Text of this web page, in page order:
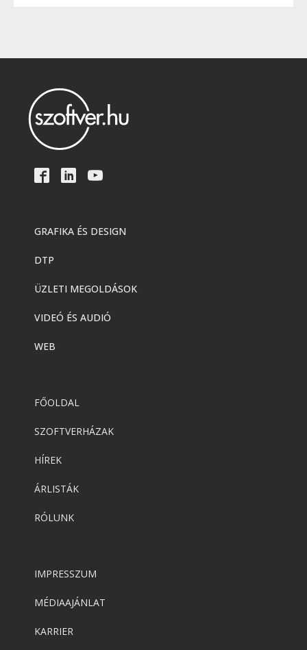
GRAFIKA ÉS DESIGN
DTP
ÜZLETI MEGOLDÁSOK
VIDEÓ ÉS AUDIÓ
WEB
FŐOLDAL
SZOFTVERHÁZAK
HÍREK
ÁRLISTÁK
RÓLUNK
IMPRESSZUM
MÉDIAAJÁNLAT
KARRIER